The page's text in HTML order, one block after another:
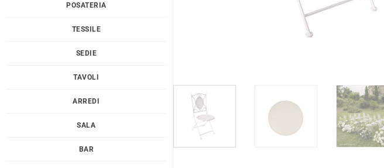
POSATERIA
TESSILE
SEDIE
TAVOLI
ARREDI
SALA
BAR